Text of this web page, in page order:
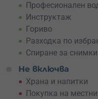
Не чакай! Резервирай
уникален подарък за
приключение, което не
Професионален
Инструктаж
Гориво
Разходка по
Спиране за
Не включва
Храна и напитки
Покупка на